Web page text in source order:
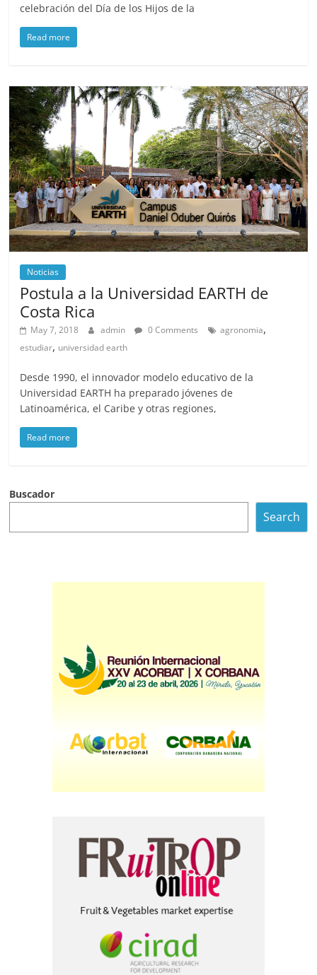
celebración del Día de los Hijos de la
Read more
Noticias
Postula a la Universidad EARTH de
Costa Rica
May 7, 2018 admin 0 Comments agronomia,
estudiar, universidad earth
Desde 1990, el innovador modelo educativo de la
Universidad EARTH ha preparado jóvenes de
Latinoamérica, el Caribe y otras regiones,
Read more
Buscador
Search